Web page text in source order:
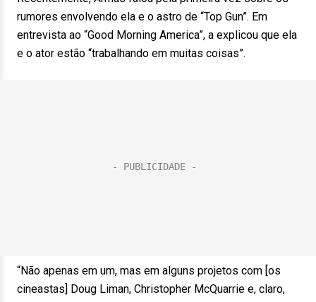
rumores envolvendo ela e o astro de “Top Gun”. Em
entrevista ao “Good Morning America”, a explicou que ela
e o ator estão “trabalhando em muitas coisas”.
“Não apenas em um, mas em alguns projetos com [os
cineastas] Doug Liman, Christopher McQuarrie e, claro,